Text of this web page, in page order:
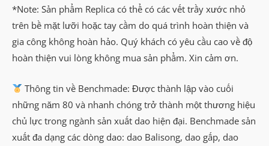
*Note: Sản phẩm Replica có thể có các vết trầy xước nhỏ
trên bề mặt lưỡi hoặc tay cầm do quá trình hoàn thiện và
gia công không hoàn hảo. Quý khách có yêu cầu cao về độ
hoàn thiện vui lòng không mua sản phẩm. Xin cảm ơn.
Thông tin về Benchmade: Được thành lập vào cuối
những năm 80 và nhanh chóng trở thành một thương hiệu
chủ lực trong ngành sản xuất dao hiện đại. Benchmade sản
xuất đa dạng các dòng dao: dao Balisong, dao gấp, dao